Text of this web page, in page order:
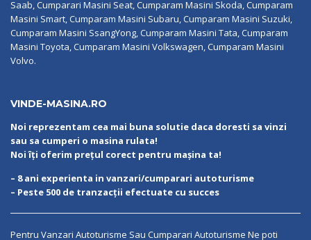
Saab, Cumparari Masini Seat, Cumparam Masini Skoda, Cumparam
Masini Smart, Cumparam Masini Subaru, Cumparam Masini Suzuki,
Cumparam Masini SsangYong, Cumparam Masini Tata, Cumparam
Masini Toyota, Cumparam Masini Volkswagen, Cumparam Masini
Volvo.
VINDE-MASINA.RO
Noi reprezentam cea mai buna solutie daca doresti sa vinzi
sau sa cumperi o masina rulata!
Noi îți oferim prețul corect pentru mașina ta!
– 8 ani experienta in vanzari/cumparari autoturisme
– Peste 500 de tranzacții efectuate cu succes
Pentru Vanzari Autoturisme Sau Cumparari Autoturisme Ne poti